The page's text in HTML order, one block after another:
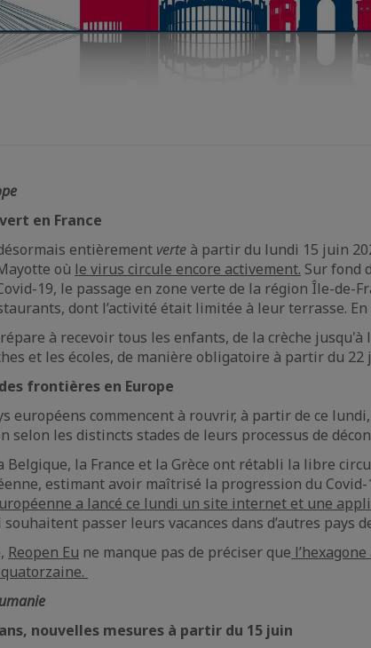
en France
entièrement verte à partir du lundi 15 juin
où le virus circule encore activement. Sur fond
19, le passage en zone verte de la région Île-de-
dont l’activité était limitée à leur terrasse.
à recevoir tous les enfants, de la crèche jusqu'à
et les écoles, de manière obligatoire à partir du 22
frontières en Europe
européens commencent à rouvrir, à partir de ce
selon les distincts stades de leurs processus de
Belgique, la France et la Grèce ont rétabli la libre
estimant avoir maîtrisé la progression du
a lancé ce lundi un site internet et une
passer leurs vacances dans d’autres pays
Reopen Eu ne manque pas de préciser que
nouvelles mesures à partir du 15 juin